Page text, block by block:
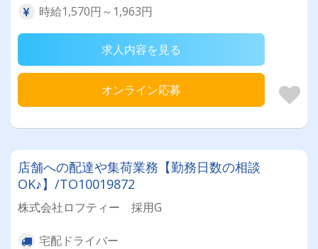
時給1,570円～1,963円
求人内容を見る
オンライン応募
店舗への配達や集荷業務【勤務日数の相談
OK♪】/TO10019872
株式会社ロフティー 採用G
宅配ドライバー